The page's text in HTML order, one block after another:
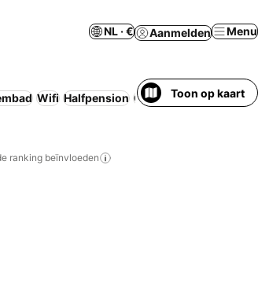
NL · € Aanmelden Menu
Wifi Halfpension Gratis annulering
Toon op kaart
ranking beïnvloeden
aan favorieten